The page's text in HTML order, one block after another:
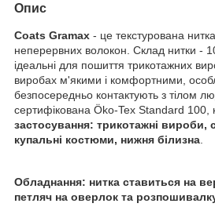
Опис
Coats Gramax - це текстурована
неперервних волокон. Склад нитки -
ідеальні для пошиття трикотажних
виробах м'якими і комфортними,
безпосередньо контактують з тілом
сертифікована Öko-Tex Standard 100,
застосування: трикотажні вироби,
купальні костюми, нижня білизна
Обладнання: нитка ставиться на
петляч на оверлок та